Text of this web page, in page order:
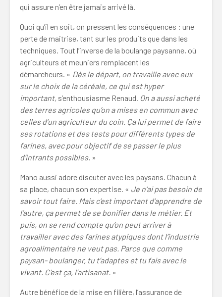
qui assure n’en être jamais arrivé là.
Quoi qu’il en soit, on pressent les conséquences : une
perte de maitrise, tant sur les produits que dans les
techniques. Tout l’inverse de la boulange paysanne, où
agriculteurs et meuniers remplacent les
démarcheurs. « Dès le départ, on travaille avec eux
sur le choix de la céréale, ce qui est hyper
important, s’enthousiasme Renaud. On a aussi acheté
des terres agricoles qu’on a mises en commun avec
celles d’un agriculteur du coin. Ça lui permet de faire
ses rotations et des tests pour différents types de
farines, avec pour objectif de se passer le plus
d’intrants possibles. »
Mano aussi adore discuter avec les paysans. Chacun à
sa place, chacun son expertise. « Je n’ai pas besoin de
savoir tout faire. Mais c’est important d’apprendre de
l’autre, ça permet de se bonifier dans le métier. Et
puis, on se rend compte qu’on peut arriver à
travailler avec des farines atypiques dont l’industrie
agroalimentaire ne veut pas. Parce que comme
paysan- boulanger, tu t’adaptes et tu fais avec le
vivant. C’est ça, l’artisanat. »
Autre bénéfice de la mise en filière, l’assurance de